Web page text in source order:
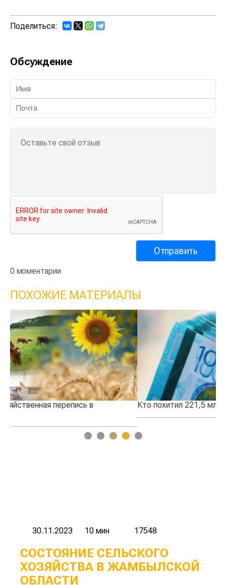
Поделиться:
Обсуждение
0 моментарии
ПОХОЖИЕ МАТЕРИАЛЫ
Кто похитил 221,5 млн тенге у «внучки» НАНОЦ?
1 2 3 4 5
30.11.2023 10 мин 17548
СОСТОЯНИЕ СЕЛЬСКОГО
ХОЗЯЙСТВА В ЖАМБЫЛСКОЙ
ОБЛАСТИ